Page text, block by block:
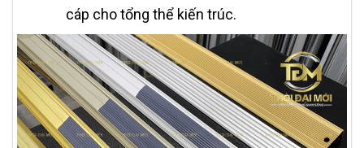
cáp cho tổng thể kiến trúc.